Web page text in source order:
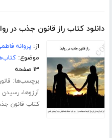
دانلود کتاب راز قانون جذب در
از:پروانه
موضوع:
۱۳ صفحه
برچسب‌ها:
آرزوها،رسیدن
کتاب قانون